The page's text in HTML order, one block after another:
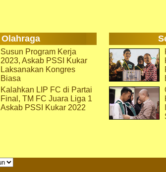
Olahraga
Susun Program Kerja
2023, Askab PSSI Kukar
Laksanakan Kongres
Biasa
Kalahkan LIP FC di Partai
Final, TM FC Juara Liga 1
Askab PSSI Kukar 2022